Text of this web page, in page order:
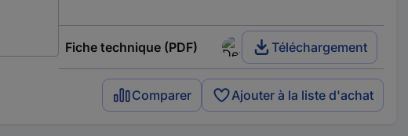
Fiche technique (PDF) Téléchargement
Comparer Ajouter à la liste d'achat